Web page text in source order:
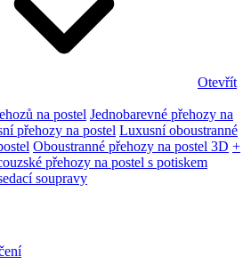
Otevřít
na postel Jednobarevné přehozy na
přehozy na postel Luxusní oboustranné
Oboustranné přehozy na postel 3D +
přehozy na postel s potiskem
soupravy